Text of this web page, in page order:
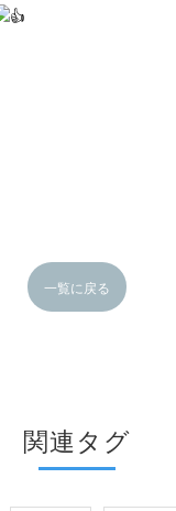
一覧に戻る
関連タグ